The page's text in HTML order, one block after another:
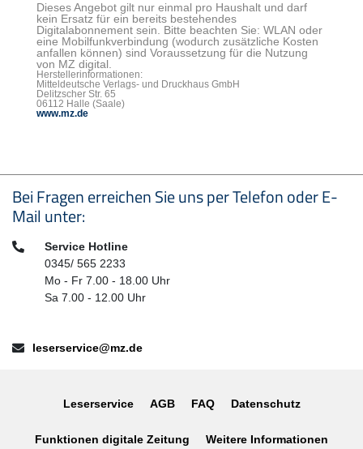
Dieses Angebot gilt nur einmal pro Haushalt und darf
kein Ersatz für ein bereits bestehendes
Digitalabonnement sein. Bitte beachten Sie: WLAN oder
eine Mobilfunkverbindung (wodurch zusätzliche Kosten
anfallen können) sind Voraussetzung für die Nutzung
von MZ digital.
Herstellerinformationen:
Mitteldeutsche Verlags- und Druckhaus GmbH
Delitzscher Str. 65
06112 Halle (Saale)
www.mz.de
Seitenfußbereich
Bei Fragen erreichen Sie uns per Telefon oder E-
Mail unter:
Telefon:Service Hotline
0345/ 565 2233
Mo - Fr 7.00 - 18.00 Uhr
Sa 7.00 - 12.00 Uhr
E-Mail:leserservice@mz.de
Leserservice AGB FAQ Datenschutz
Funktionen digitale Zeitung Weitere Informationen